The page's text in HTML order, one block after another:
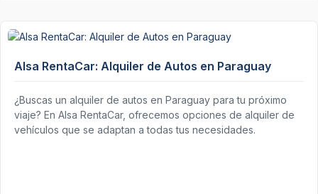
Alsa RentaCar: Alquiler de Autos en Paraguay
¿Buscas un alquiler de autos en Paraguay para tu próximo
viaje? En Alsa RentaCar, ofrecemos opciones de alquiler de
vehículos que se adaptan a todas tus necesidades.